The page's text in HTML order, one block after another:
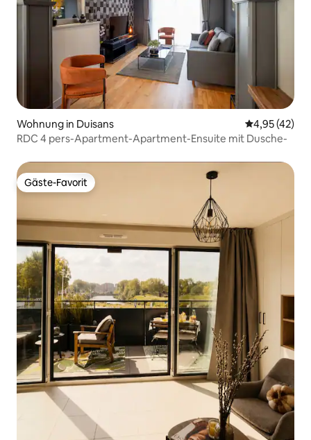
Wohnung in Duisans
4,95 (42)
RDC 4 pers-Apartment-Apartment-Ensuite mit Dusche-
Gäste-Favorit
Gäste-Favorit